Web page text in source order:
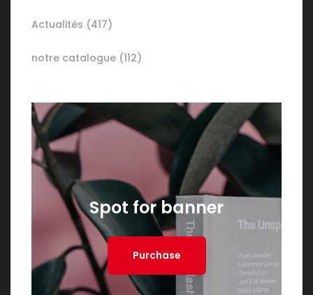
Actualités (417)
notre catalogue (112)
Spot for banner
Purchase